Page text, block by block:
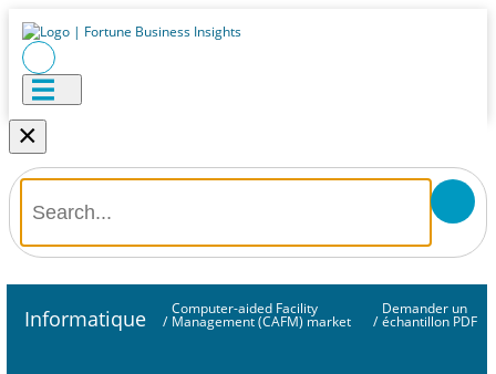
×
Informatique /
Computer-aided Facility
Management (CAFM) market /
Demander un
échantillon PDF